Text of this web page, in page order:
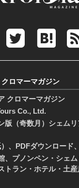
ロマーマガジン
クロマーマガジン
Co., Ltd.
版（奇数月）シェム
、PDFダウンロード
、プノンペン・シェ
トラン・ホテル・土